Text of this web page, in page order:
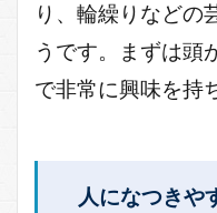
り、輪繰りなどの
うです。まずは頭
で非常に興味を持
人になつきや